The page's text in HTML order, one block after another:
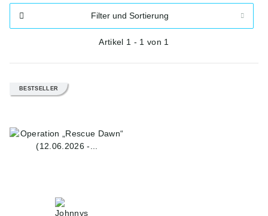
Filter und Sortierung
Artikel 1 - 1 von 1
BESTSELLER